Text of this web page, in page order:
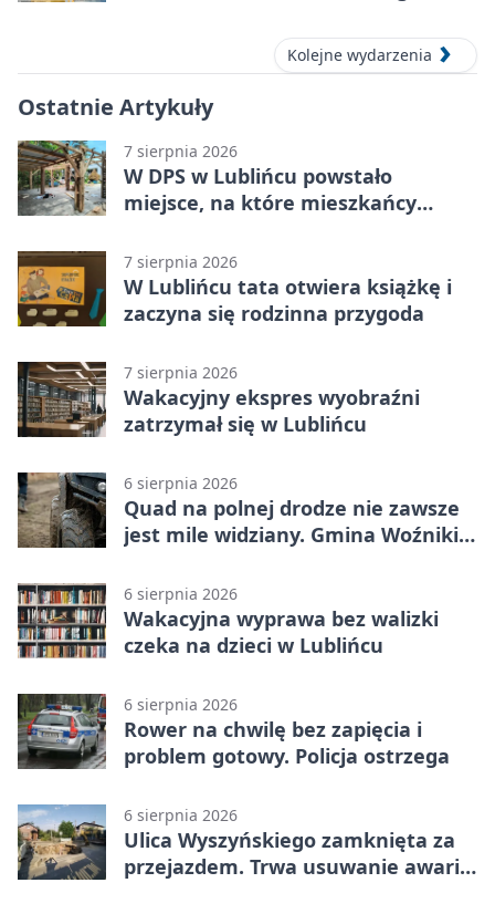
Kolejne wydarzenia
Ostatnie Artykuły
7 sierpnia 2026
W DPS w Lublińcu powstało
miejsce, na które mieszkańcy
7 sierpnia 2026
W Lublińcu tata otwiera książkę i
zaczyna się rodzinna przygoda
7 sierpnia 2026
Wakacyjny ekspres wyobraźni
zatrzymał się w Lublińcu
6 sierpnia 2026
Quad na polnej drodze nie zawsze
jest mile widziany. Gmina Woźniki
6 sierpnia 2026
Wakacyjna wyprawa bez walizki
czeka na dzieci w Lublińcu
6 sierpnia 2026
Rower na chwilę bez zapięcia i
problem gotowy. Policja ostrzega
6 sierpnia 2026
Ulica Wyszyńskiego zamknięta za
przejazdem. Trwa usuwanie awarii